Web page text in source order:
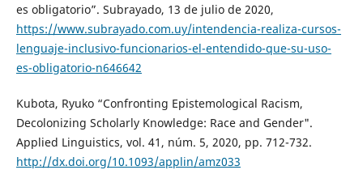
es obligatorio”. Subrayado, 13 de julio de 2020,
https://www.subrayado.com.uy/intendencia-realiza-cursos-
lenguaje-inclusivo-funcionarios-el-entendido-que-su-uso-
es-obligatorio-n646642
Kubota, Ryuko “Confronting Epistemological Racism,
Decolonizing Scholarly Knowledge: Race and Gender".
Applied Linguistics, vol. 41, núm. 5, 2020, pp. 712-732.
http://dx.doi.org/10.1093/applin/amz033